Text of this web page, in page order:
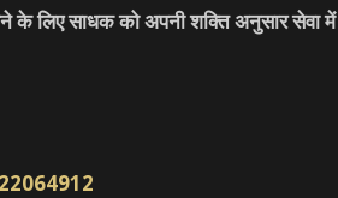
लिए साधक को अपनी शक्ति अनुसार सेवा में